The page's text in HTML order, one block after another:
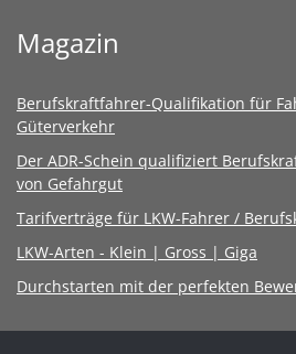
Magazin
Berufskraftfahrer-Qualifikation für
Güterverkehr
Der ADR-Schein qualifiziert
von Gefahrgut
Tarifverträge für LKW-Fahrer /
LKW-Arten - Klein | Gross | Giga
Durchstarten mit der perfekten